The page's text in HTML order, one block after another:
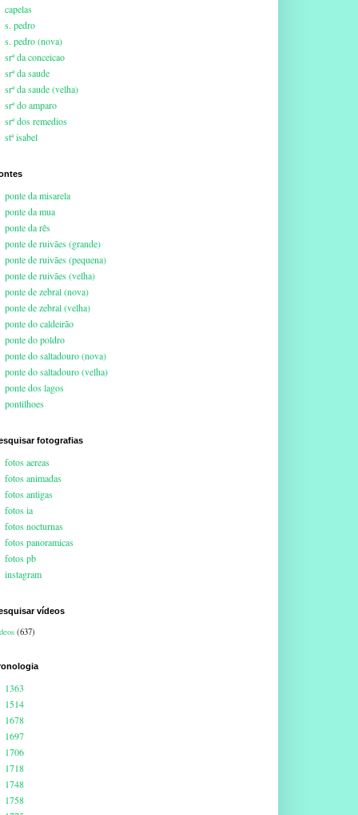
capelas
s. pedro
s. pedro (nova)
srª da conceicao
srª da saude
srª da saude (velha)
srª do amparo
srª dos remedios
stª isabel
ponte da misarela
ponte da mua
ponte da rês
ponte de ruivães (grande)
ponte de ruivães (pequena)
ponte de ruivães (velha)
ponte de zebral (nova)
ponte de zebral (velha)
ponte do caldeirão
ponte do poldro
ponte do saltadouro (nova)
ponte do saltadouro (velha)
ponte dos lagos
pontilhoes
fotografias
fotos aereas
fotos animadas
fotos antigas
fotos ia
fotos nocturnas
fotos panoramicas
fotos pb
instagram
vídeos
(637)
1363
1514
1678
1697
1706
1718
1748
1758